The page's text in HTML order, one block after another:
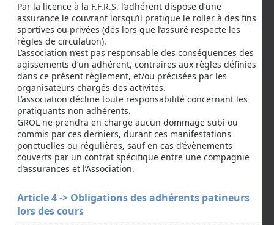
Par la licence à la F.F.R.S. l’adhérent dispose d’une
assurance le couvrant lorsqu’il pratique le roller à des fins
sportives ou privées (dés lors que l’assuré respecte les
règles de circulation).
L’association n’est pas responsable des conséquences des
agissements d’un adhérent, contraires aux règles définies
dans ce présent règlement, et/ou précisées par les
organisateurs chargés des activités.
L’association décline toute responsabilité concernant les
pratiquants non adhérents.
GROL ne prendra en charge aucun dommage subi ou
commis par ces derniers, durant ces manifestations
ponctuelles ou régulières, sauf en cas d’évènements
couverts par un contrat spécifique entre une compagnie
d’assurances et l’Association.
Article 4 -> Obligations des adhérents patineurs
lors des cours